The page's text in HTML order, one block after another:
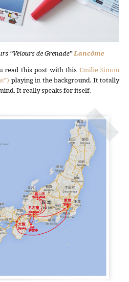
“Velours de Grenade” Lancôme
read this post with this Emilie Simon
playing in the background. It totally
It really speaks for itself.